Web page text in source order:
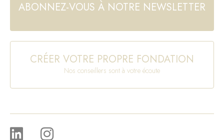
ABONNEZ-VOUS À NOTRE NEWSLETTER
CRÉER VOTRE PROPRE FONDATION
Nos conseillers sont à votre écoute